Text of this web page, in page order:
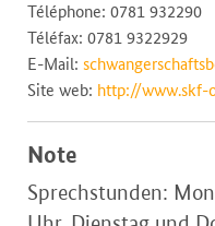
Téléphone: 0781 932290
Téléfax: 0781 9322929
E-Mail:
Site web: http://www.skf-
Note
Sprechstunden: